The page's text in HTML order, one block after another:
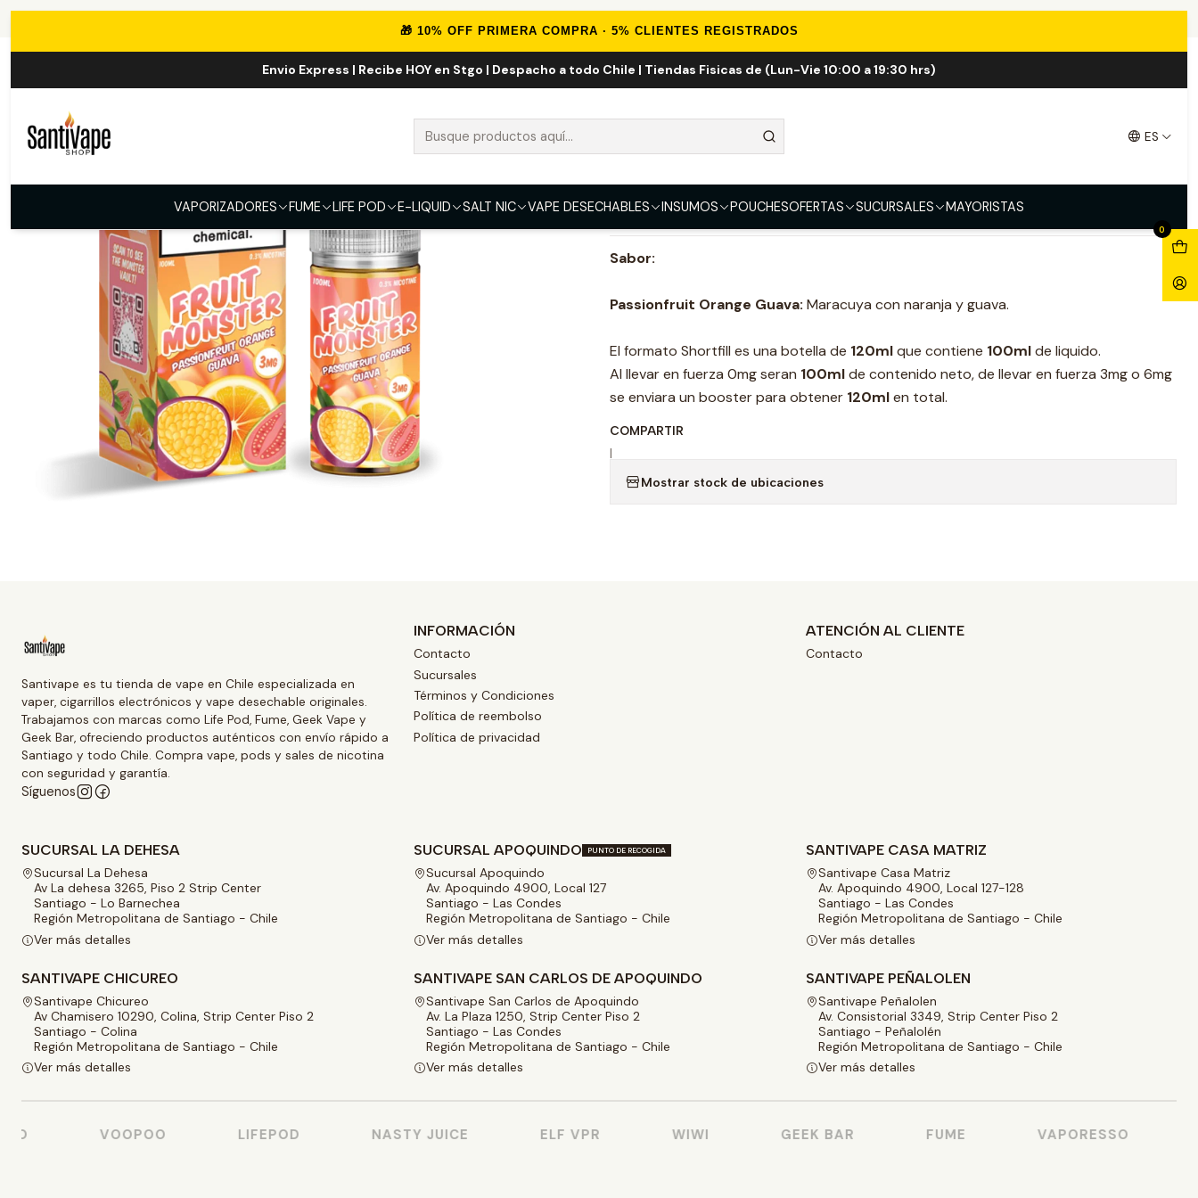
🎁 10% OFF PRIMERA COMPRA · 5% CLIENTES REGISTRADOS
Envio Express | Recibe HOY en Stgo | Despacho a todo Chile | Tiendas Fisicas de (Lun-Vie 10:00 a 19:30 hrs)
ES
VAPORIZADORES FUME LIFE POD E-LIQUID SALT NIC VAPE DESECHABLES INSUMOS POUCHESOFERTAS SUCURSALES MAYORISTAS
0
Passionfruit Orange Guava 100ml Shortfill
0mg 3mg 6mg
Sabor:
Passionfruit Orange Guava: Maracuya con naranja y guava.
El formato Shortfill es una botella de 120mlque contiene 100mlde liquido.
Al llevar en fuerza 0mg seran 100mlde contenido neto, de llevar en fuerza 3mg o 6mg
se enviara un booster para obtener 120mlen total.
COMPARTIR
|
Mostrar stock de ubicaciones
Santivape es tu tienda de vape en Chile especializada en
vaper, cigarrillos electrónicos y vape desechable originales.
Trabajamos con marcas como Life Pod, Fume, Geek Vape y
Geek Bar, ofreciendo productos auténticos con envío rápido a
Santiago y todo Chile. Compra vape, pods y sales de nicotina
con seguridad y garantía.
Síguenos
INFORMACIÓN
Contacto
Sucursales
Términos y Condiciones
Política de reembolso
Política de privacidad
ATENCIÓN AL CLIENTE
Contacto
SUCURSAL LA DEHESA
Sucursal La Dehesa
Av La dehesa 3265, Piso 2 Strip Center
Santiago - Lo Barnechea
Región Metropolitana de Santiago - Chile
Ver más detalles
SUCURSAL APOQUINDO PUNTO DE RECOGIDA
Sucursal Apoquindo
Av. Apoquindo 4900, Local 127
Santiago - Las Condes
Región Metropolitana de Santiago - Chile
Ver más detalles
SANTIVAPE CASA MATRIZ
Santivape Casa Matriz
Av. Apoquindo 4900, Local 127-128
Santiago - Las Condes
Región Metropolitana de Santiago - Chile
Ver más detalles
SANTIVAPE CHICUREO
Santivape Chicureo
Av Chamisero 10290, Colina, Strip Center Piso 2
Santiago - Colina
Región Metropolitana de Santiago - Chile
Ver más detalles
SANTIVAPE SAN CARLOS DE APOQUINDO
Santivape San Carlos de Apoquindo
Av. La Plaza 1250, Strip Center Piso 2
Santiago - Las Condes
Región Metropolitana de Santiago - Chile
Ver más detalles
SANTIVAPE PEÑALOLEN
Santivape Peñalolen
Av. Consistorial 3349, Strip Center Piso 2
Santiago - Peñalolén
Región Metropolitana de Santiago - Chile
Ver más detalles
VOOPOO LIFEPOD NASTY JUICE ELF VPR WIWI GEEK BAR FUME VAPORESSO